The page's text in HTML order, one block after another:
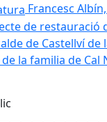
Francesc
de restauració
de Castellví de
la familia de Cal